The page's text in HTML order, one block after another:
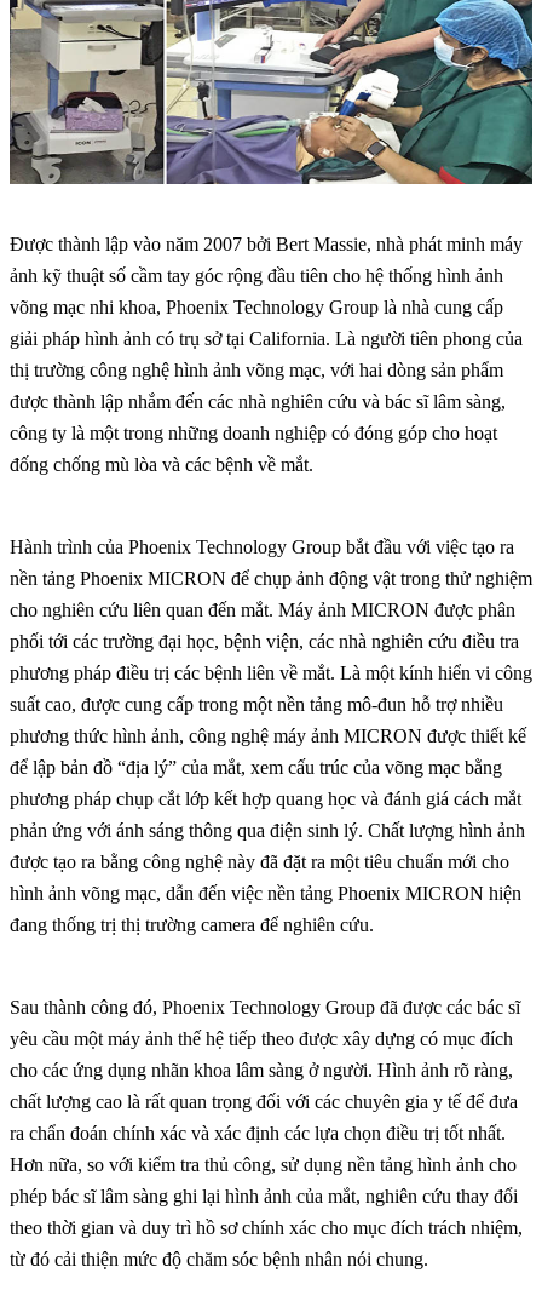
Được thành lập vào năm 2007 bởi Bert Massie, nhà phát minh máy
ảnh kỹ thuật số cầm tay góc rộng đầu tiên cho hệ thống hình ảnh
võng mạc nhi khoa, Phoenix Technology Group là nhà cung cấp
giải pháp hình ảnh có trụ sở tại California. Là người tiên phong của
thị trường công nghệ hình ảnh võng mạc, với hai dòng sản phẩm
được thành lập nhắm đến các nhà nghiên cứu và bác sĩ lâm sàng,
công ty là một trong những doanh nghiệp có đóng góp cho hoạt
đống chống mù lòa và các bệnh về mắt.
Hành trình của Phoenix Technology Group bắt đầu với việc tạo ra
nền tảng Phoenix MICRON để chụp ảnh động vật trong thử nghiệm
cho nghiên cứu liên quan đến mắt. Máy ảnh MICRON được phân
phối tới các trường đại học, bệnh viện, các nhà nghiên cứu điều tra
phương pháp điều trị các bệnh liên về mắt. Là một kính hiển vi công
suất cao, được cung cấp trong một nền tảng mô-đun hỗ trợ nhiều
phương thức hình ảnh, công nghệ máy ảnh MICRON được thiết kế
để lập bản đồ “địa lý” của mắt, xem cấu trúc của võng mạc bằng
phương pháp chụp cắt lớp kết hợp quang học và đánh giá cách mắt
phản ứng với ánh sáng thông qua điện sinh lý. Chất lượng hình ảnh
được tạo ra bằng công nghệ này đã đặt ra một tiêu chuẩn mới cho
hình ảnh võng mạc, dẫn đến việc nền tảng Phoenix MICRON hiện
đang thống trị thị trường camera để nghiên cứu.
Sau thành công đó, Phoenix Technology Group đã được các bác sĩ
yêu cầu một máy ảnh thế hệ tiếp theo được xây dựng có mục đích
cho các ứng dụng nhãn khoa lâm sàng ở người. Hình ảnh rõ ràng,
chất lượng cao là rất quan trọng đối với các chuyên gia y tế để đưa
ra chẩn đoán chính xác và xác định các lựa chọn điều trị tốt nhất.
Hơn nữa, so với kiểm tra thủ công, sử dụng nền tảng hình ảnh cho
phép bác sĩ lâm sàng ghi lại hình ảnh của mắt, nghiên cứu thay đổi
theo thời gian và duy trì hồ sơ chính xác cho mục đích trách nhiệm,
từ đó cải thiện mức độ chăm sóc bệnh nhân nói chung.